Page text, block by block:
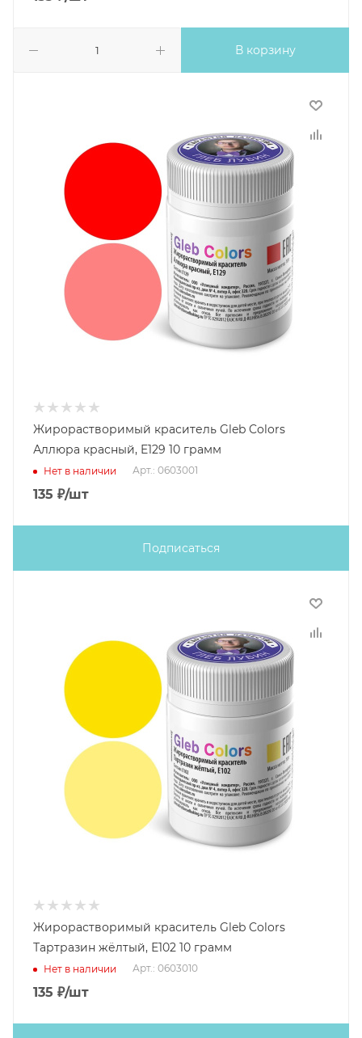
В корзину
Жирорастворимый краситель Gleb Colors
Аллюра красный, E129 10 грамм
Нет в наличии Арт.: 0603001
135 ₽/шт
Подписаться
Жирорастворимый краситель Gleb Colors
Тартразин жёлтый, Е102 10 грамм
Нет в наличии Арт.: 0603010
135 ₽/шт